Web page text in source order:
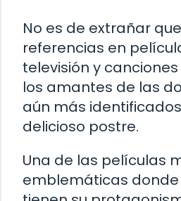
No es de extrañar
referencias en
televisión y
los amantes de las
aún más
delicioso postre.
Una de las películas
emblemáticas